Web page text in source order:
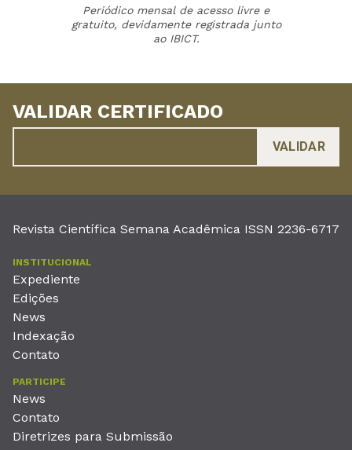
Periódico mensal de acesso livre e
gratuito, devidamente registrada junto
ao IBICT.
VALIDAR CERTIFICADO
Revista Científica Semana Acadêmica ISSN 2236-6717
INSTITUCIONAL
Expediente
Edições
News
Indexação
Contato
PARTICIPE
News
Contato
Diretrizes para Submissão